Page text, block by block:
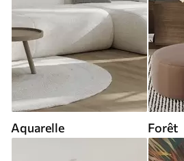
Aquarelle Forêt